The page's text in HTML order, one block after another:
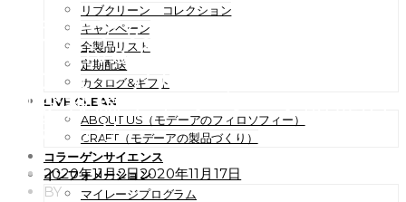
リブクリーン コレクション
キャンペーン
全製品リスト
定期配送
カタログ&ギフト
LIVE CLEAN
ABOUT US（モデーアのフィロソフィー）
CRAFT（モデーアの製品づくり）
コラーゲンサイエンス
インフォメーション
マイレージプログラム
モデーアのFacebookグルー
プ「Live Clean ラウンジ」
リニューアル＆リニューアル
記念投稿キャンペーン開催の
お知らせ
POSTED
ON
2020年11月2日2020年11月17日
BY